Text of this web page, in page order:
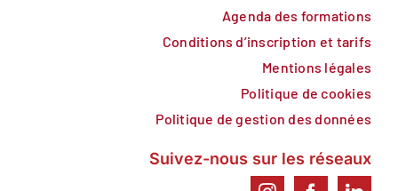
Agenda des formations
Conditions d’inscription et tarifs
Mentions légales
Politique de cookies
Politique de gestion des données
Suivez-nous sur les réseaux